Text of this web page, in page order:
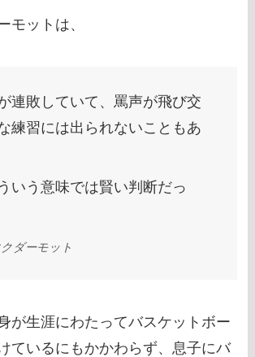
モットは、
連敗していて、罵声が飛び交
練習には出られないこともあ
いう意味では賢い判断だっ
ダーモット
が生涯にわたってバスケットボー
ているにもかかわらず、息子にバ